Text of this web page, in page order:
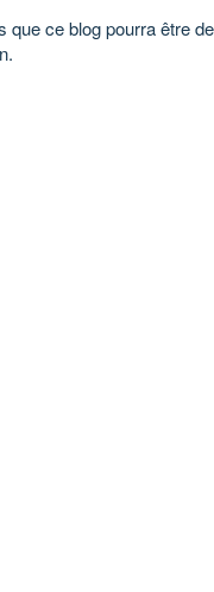
que ce blog pourra être